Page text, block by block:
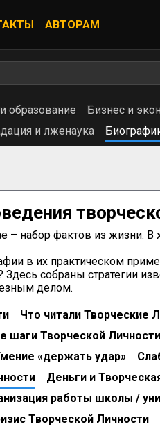
АВТОРАМ
образование Бизнес и
и лженаука
– набор фактов из жизни.
в их практическом
Здесь собраны стратегии
делом.
Что читали Творческие
шаги Творческой Личности
«держать удар»
Деньги и
работы школы /
Творческой Личности